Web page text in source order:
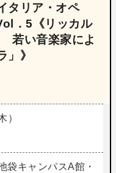
タリア・オペ
．5《リッカル
い音楽家によ
」》
）
袋キャンパスA館・